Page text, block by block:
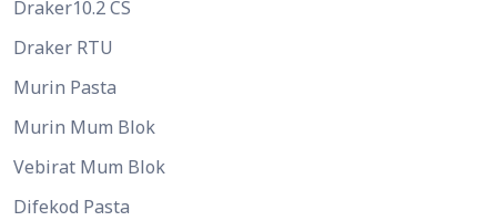
Draker10.2 CS
Draker RTU
Murin Pasta
Murin Mum Blok
Vebirat Mum Blok
Difekod Pasta